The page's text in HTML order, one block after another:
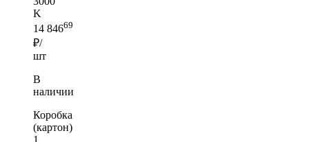
K
14 84669
₽/
шт
В
наличии
Коробка
(картон)